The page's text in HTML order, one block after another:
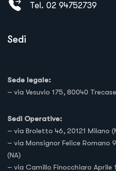
Tel. 02 94752739
Sedi
Sede legale:
– via Vesuvio 175, 80040
Sedi Operative:
– via Broletto 46, 20121 Milano
– via Monsignor Felice Romano
(NA)
– via Camillo Finocchiaro Aprile